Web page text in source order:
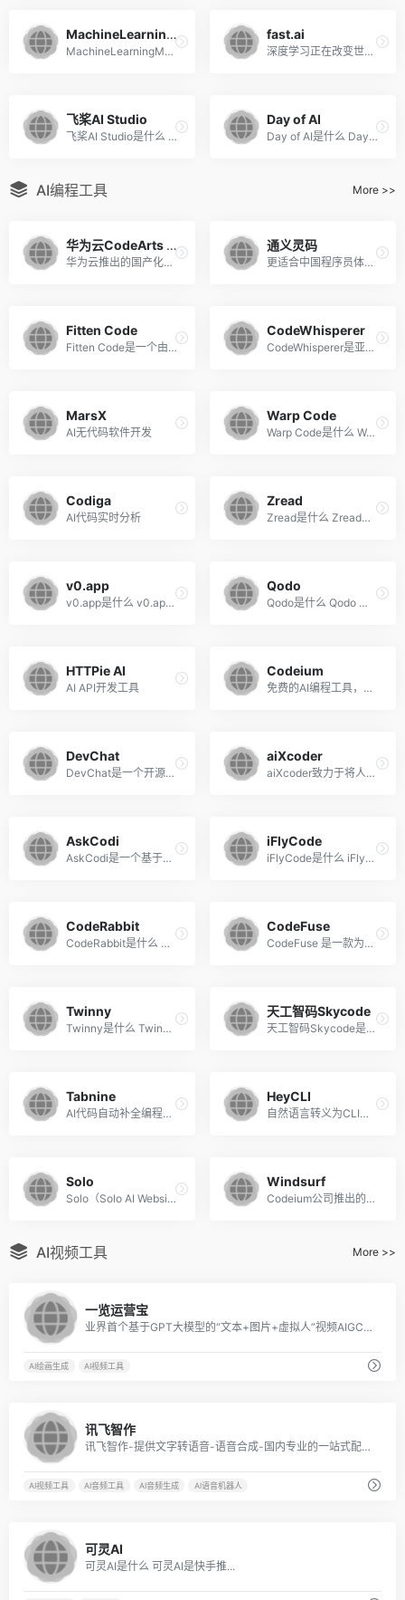
MachineLearningMastery
MachineLearningMastery是什...
fast.ai
深度学习正在改变世界，而fas...
飞桨AI Studio
飞桨AI Studio是什么 飞桨AI ...
Day of AI
Day of AI是什么 Day of AI是...
AI编程工具 More >>
华为云CodeArts Snap编程
华为云推出的国产化的AI代码辅助编程工具
通义灵码
更适合中国程序员体质的AI代码工具
Fitten Code
Fitten Code是一个由非十科技...
CodeWhisperer
CodeWhisperer是亚马逊最新发...
MarsX
AI无代码软件开发
Warp Code
Warp Code是什么 Warp Code ...
Codiga
AI代码实时分析
Zread
Zread是什么 Zread是专为开发...
v0.app
v0.app是什么 v0.app 是 Verc...
Qodo
Qodo是什么 Qodo （原CodiumA...
HTTPie AI
AI API开发工具
Codeium
免费的AI编程工具，智能生成...
DevChat
DevChat是一个开源的AI编程助...
aiXcoder
aiXcoder致力于将人工智能技...
AskCodi
AskCodi是一个基于AI的代码生...
iFlyCode
iFlyCode是什么 iFlyCode （...
CodeRabbit
CodeRabbit是什么 CodeRabbit...
CodeFuse
CodeFuse 是一款为国内开发者...
Twinny
Twinny是什么 Twinny 是一个...
天工智码Skycode
天工智码Skycode是基于昆仑万...
Tabnine
AI代码自动补全编程助手
HeyCLI
自然语言转义为CLI命令
Solo
Solo（Solo AI Website Compo...
Windsurf
Codeium公司推出的AI编程工具
AI视频工具 More >>
一览运营宝
业界首个基于GPT大模型的“文本+图片+虚拟人”视频AIGC全域工作流，专注服务影视及短视频行业人群。
AI绘画生成 AI视频工具
讯飞智作
讯飞智作-提供文字转语音-语音合成-国内专业的一站式配音服务平台
AI视频工具 AI音频工具 AI音频生成 Al语音机器人
可灵AI
可灵AI是什么 可灵AI是快手推...